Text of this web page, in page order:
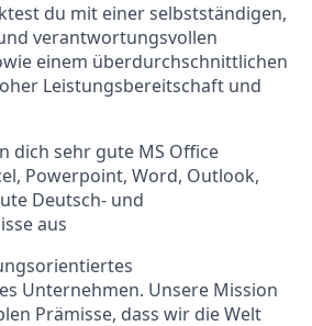
du mit einer selbstständigen,
verantwortungsvollen
einem überdurchschnittlichen
Leistungsbereitschaft und
dich sehr gute MS Office
Powerpoint, Word, Outlook,
Deutsch- und
aus
Unternehmen. Unsere Mission
Prämisse, dass wir die Welt